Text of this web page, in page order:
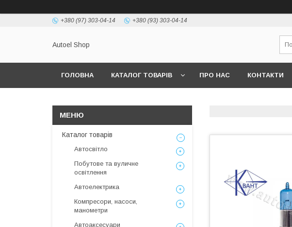
+380 (97) 303-04-14 +380 (93) 303-04-14
Autoel Shop
ГОЛОВНА КАТАЛОГ ТОВАРІВ ПРО НАС КОНТАКТИ
Каталог товарів
Автосвітло
Побутове та вуличне
освітлення
Автоелектрика
Компресори, насоси,
манометри
Автоаксесуари